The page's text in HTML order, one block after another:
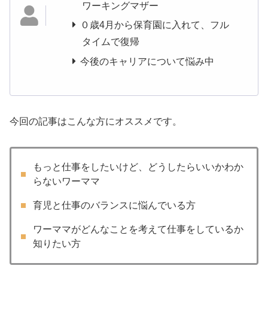
ワーキングマザー
０歳4月から保育園に入れて、フル
タイムで復帰
今後のキャリアについて悩み中
今回の記事はこんな方にオススメです。
もっと仕事をしたいけど、どうしたらいいかわか
らないワーママ
育児と仕事のバランスに悩んでいる方
ワーママがどんなことを考えて仕事をしているか
知りたい方